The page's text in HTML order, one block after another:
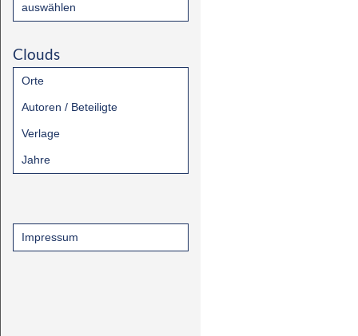
auswählen
Clouds
Orte
Autoren / Beteiligte
Verlage
Jahre
Impressum